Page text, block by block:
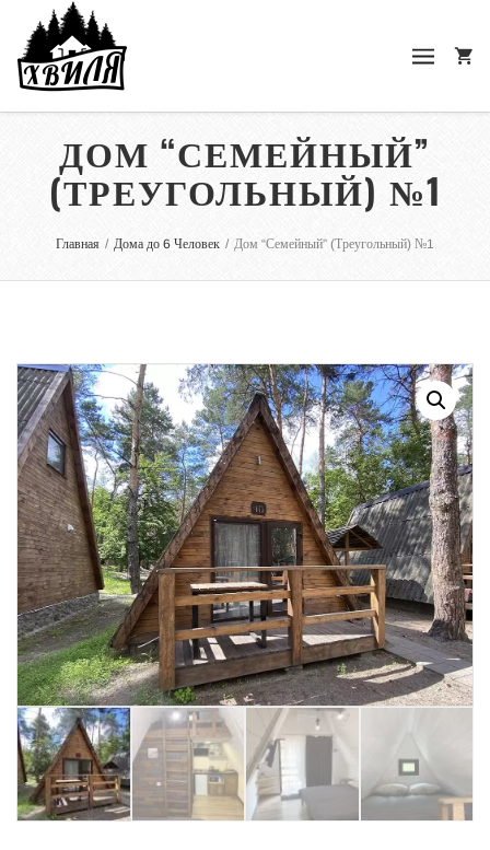
ДОМ “СЕМЕЙНЫЙ”
(ТРЕУГОЛЬНЫЙ) №1
Главная / Дома до 6 Человек / Дом “Семейный” (Треугольный) №1